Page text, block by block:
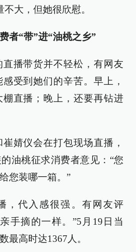
大，但她很欣慰。
者“带”进“油桃之乡”
播带货并不轻松，有网友
受到她们的辛苦。早上，
直播；晚上，还要再钻进
婧仪会在打包现场直播，
油桃征求消费者意见：“您
您装哪一箱。”
，代入感很强。有网友评
手摘的一样。”5月19日当
最高时达1367人。